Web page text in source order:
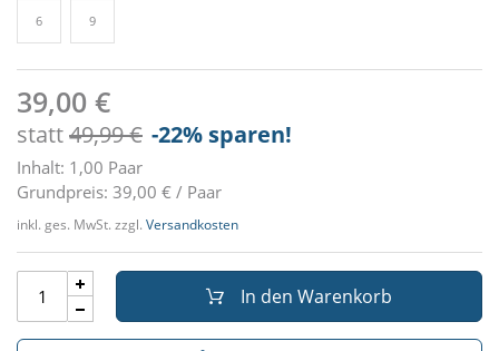
6 9
39,00 €
statt49,99 € -22% sparen!
Inhalt: 1,00 Paar
Grundpreis: 39,00 € / Paar
inkl. ges. MwSt. zzgl. Versandkosten
In den Warenkorb